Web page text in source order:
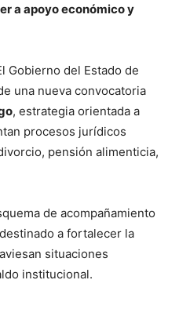
a apoyo económico y
Gobierno del Estado de
una nueva convocatoria
, estrategia orientada a
procesos jurídicos
pensión alimenticia,
de acompañamiento
a fortalecer la
situaciones
institucional.